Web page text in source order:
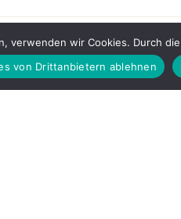
KOMMENDE
wir Cookies. Durch
von Drittanbietern ablehnen